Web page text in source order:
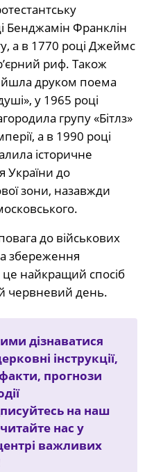
Бенджамін Франклін
а в 1770 році Джеймс
риф. Також
друком поема
у 1965 році
групу «Бітлз»
а в 1990 році
історичне
України до
зони, назавжди
до військових
збереження
найкращий спосіб
червневий день.
дізнаватися
інструкції,
факти, прогнози
на наш
нас у
важливих